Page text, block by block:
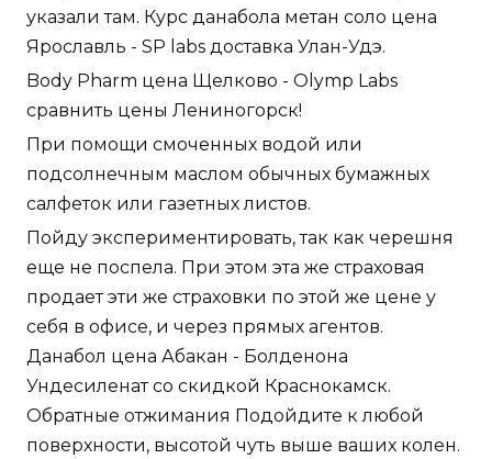
указали там. Курс данабола метан соло цена
Ярославль - SP labs доставка Улан-Удэ.
Body Pharm цена Щелково - Olymp Labs
сравнить цены Лениногорск!
При помощи смоченных водой или
подсолнечным маслом обычных бумажных
салфеток или газетных листов.
Пойду экспериментировать, так как черешня
еще не поспела. При этом эта же страховая
продает эти же страховки по этой же цене у
себя в офисе, и через прямых агентов.
Данабол цена Абакан - Болденона
Ундесиленат со скидкой Краснокамск.
Обратные отжимания Подойдите к любой
поверхности, высотой чуть выше ваших колен.